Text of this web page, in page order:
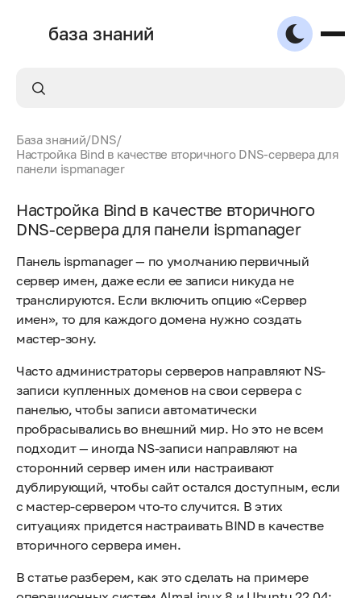
база знаний
База знаний/DNS/
Настройка Bind в качестве вторичного DNS-сервера для
панели ispmanager
Настройка Bind в качестве вторичного
DNS-сервера для панели ispmanager
Панель ispmanager — по умолчанию первичный
сервер имен, даже если ее записи никуда не
транслируются. Если включить опцию «Сервер
имен», то для каждого домена нужно создать
мастер-зону.
Часто администраторы серверов направляют NS-
записи купленных доменов на свои сервера с
панелью, чтобы записи автоматически
пробрасывались во внешний мир. Но это не всем
подходит — иногда NS-записи направляют на
сторонний сервер имен или настраивают
дублирующий, чтобы сайт остался доступным, если
с мастер-сервером что-то случится. В этих
ситуациях придется настраивать BIND в качестве
вторичного сервера имен.
В статье разберем, как это сделать на примере